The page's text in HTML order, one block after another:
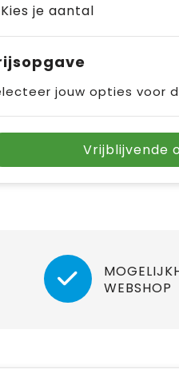
je aantal
jouw opties voor
Vrijblijvende
WEBSHOP